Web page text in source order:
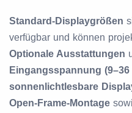
Standard-Displaygrößen
verfügbar und können
Optionale Ausstattungen
Eingangsspannung (9–36
sonnenlichtlesbare
Open-Frame-Montage